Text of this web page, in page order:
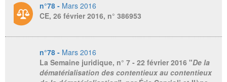
n°78 - Mars 2016
CE, 26 février 2016, n° 386953
n°78 - Mars 2016
La Semaine juridique, n° 7 - 22 février 2016 "De la
dématérialisation des contentieux au contentieux